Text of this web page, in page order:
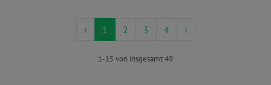
‹ 1 2 3 4 ›
1-15 von insgesamt 49